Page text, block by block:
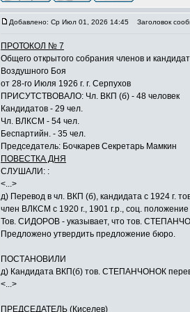
Добавлено: Ср Июл 01, 2026 14:45 Заголовок
ПРОТОКОЛ № 7
Общего открытого собрания членов и
Воздушного Боя
от 28-го Июля 1926 г. г. Серпухов
ПРИСУТСТВОВАЛО: Чл. ВКП (б) - 48 человек
Кандидатов - 29 чел.
Чл. ВЛКСМ - 54 чел.
Беспартийн. - 35 чел.
Председатель: Бочкарев Секретарь Мамкин
ПОВЕСТКА ДНЯ
СЛУШАЛИ: :
<...>
д) Перевод в чл. ВКП (б), кандидата с 1924 г.
член ВЛКСМ с 1920 г., 1901 г.р., соц.
Тов. СИДОРОВ - указывает, что тов.
Предложено утвердить предложение бюро.
ПОСТАНОВИЛИ
д) Кандидата ВКП(б) тов. СТЕПАНЧОНОК
<...>
ПРЕДСЕДАТЕЛЬ (Киселев)